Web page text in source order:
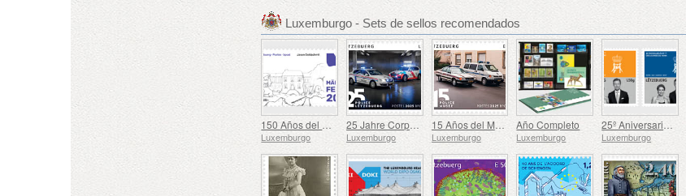
Luxemburgo - Sets de sellos recomendados
150 Años del Municipio de Mertzig
Luxemburgo
25 Jahre Corps de Police Grand-Ducale
Luxemburgo
15 Años del Museo de la Policía
Luxemburgo
Año Completo
Luxemburgo
25º Aniversario de S.A.R. el Gran Duque
Luxemburgo